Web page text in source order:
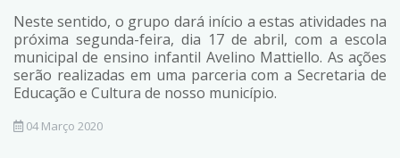
Neste sentido, o grupo dará início a estas atividades na
próxima segunda-feira, dia 17 de abril, com a escola
municipal de ensino infantil Avelino Mattiello. As ações
serão realizadas em uma parceria com a Secretaria de
Educação e Cultura de nosso município.
04 Março 2020